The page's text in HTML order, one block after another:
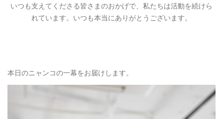
いつも支えてくださる皆さまのおかげで、私たちは活動を続けら
れています。いつも本当にありがとうございます。
本日のニャンコの一幕をお届けします。